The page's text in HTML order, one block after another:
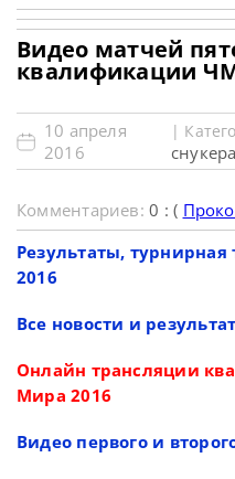
Видео матчей
квалификации
10 апреля
2016
|
снукера
Комментариев:0 : (
Результаты,
2016
Все новости и
Онлайн трансляции
Мира 2016
Видео первого и